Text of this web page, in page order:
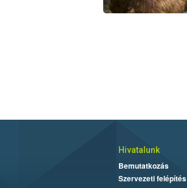
Hivatalunk
Bemutatkozás
Szervezeti felépítés